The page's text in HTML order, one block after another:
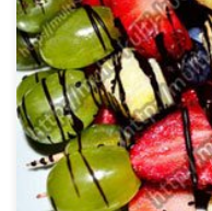
Zutaten Weintrauben
Honigmelone
Das Obst waschen und
Spieße ziehen. Und mit
fädenförmig überziehen.
und den Vorgang
Anleitung